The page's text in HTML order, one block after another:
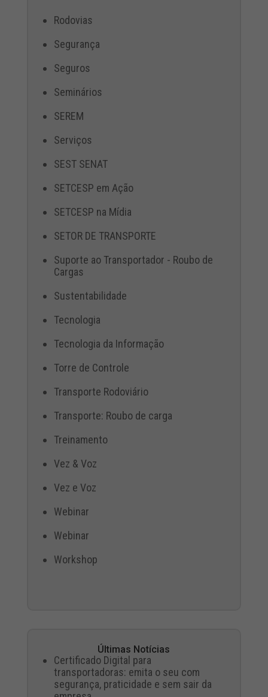
Rodovias
Segurança
Seguros
Seminários
SEREM
Serviços
SEST SENAT
SETCESP em Ação
SETCESP na Mídia
SETOR DE TRANSPORTE
Suporte ao Transportador - Roubo de
Cargas
Sustentabilidade
Tecnologia
Tecnologia da Informação
Torre de Controle
Transporte Rodoviário
Transporte: Roubo de carga
Treinamento
Vez & Voz
Vez e Voz
Webinar
Webinar
Workshop
Últimas Notícias
Certificado Digital para
transportadoras: emita o seu com
segurança, praticidade e sem sair da